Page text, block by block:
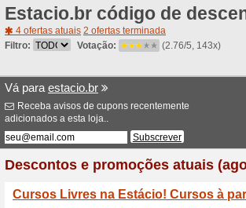
Lojas
Página principal>